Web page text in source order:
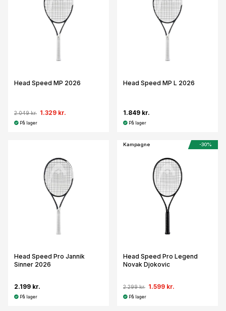
Head Speed MP 2026
2.049 kr. 1.329 kr.
På lager
Head Speed MP L 2026
1.849 kr.
På lager
Head Speed Pro Jannik
Sinner 2026
2.199 kr.
På lager
Kampagne -30%
Head Speed Pro Legend
Novak Djokovic
2.299 kr. 1.599 kr.
På lager